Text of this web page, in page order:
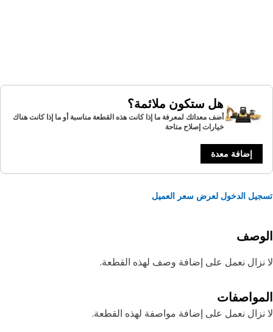
هل ستكون ملائمة؟
أضف معداتك لمعرفة ما إذا كانت هذه القطعة مناسبة أو ما إذا كانت هناك
خيارات إصلاح متاحة
إضافة معدة
الدخول لعرض سعر العميل
نزال نعمل على إضافة وصف لهذه القطعة.
نعمل على إضافة مواصفة لهذه القطعة.